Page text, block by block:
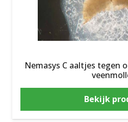
Nemasys C aaltjes tegen
Bekijk